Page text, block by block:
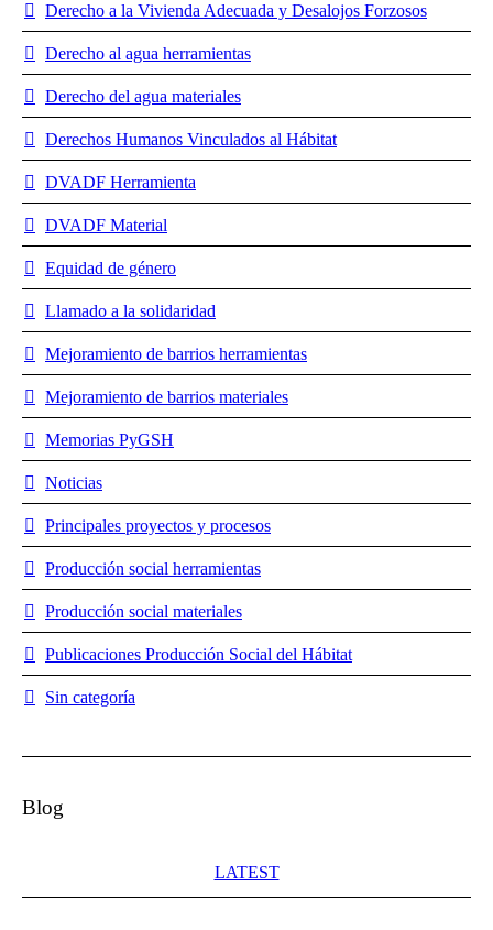
Derecho a la Vivienda Adecuada y Desalojos Forzosos
Derecho al agua herramientas
Derecho del agua materiales
Derechos Humanos Vinculados al Hábitat
DVADF Herramienta
DVADF Material
Equidad de género
Llamado a la solidaridad
Mejoramiento de barrios herramientas
Mejoramiento de barrios materiales
Memorias PyGSH
Noticias
Principales proyectos y procesos
Producción social herramientas
Producción social materiales
Publicaciones Producción Social del Hábitat
Sin categoría
Blog
LATEST